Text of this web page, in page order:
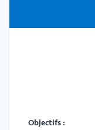
Objectifs :